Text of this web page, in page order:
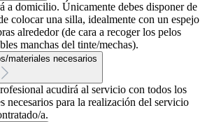
a domicilio. Únicamente debes disponer de
colocar una silla, idealmente con un espejo
alrededor (de cara a recoger los pelos
manchas del tinte/mechas).
materiales necesarios
acudirá al servicio con todos los
necesarios para la realización del servicio
a.